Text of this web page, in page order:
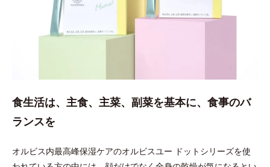
食生活は、主食、主菜、副菜を基本に、食事のバ
ランスを
オルビス内最高峰保湿ケアのオルビスユー ドットシリーズを使